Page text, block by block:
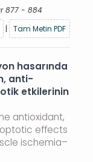
877 - 884
| Tam Metin PDF
hasarında
anti-
etkilerinin
antioxidant,
effects
ischemia–